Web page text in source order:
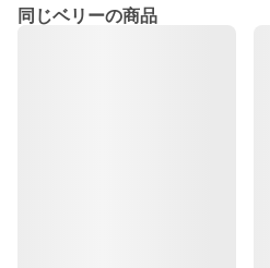
同じベリーの商品